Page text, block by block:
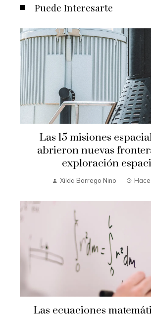
Puede Interesarte
Las 15 misiones
abrieron nuevas
exploración
Xilda Borrego Nino
Las ecuaciones